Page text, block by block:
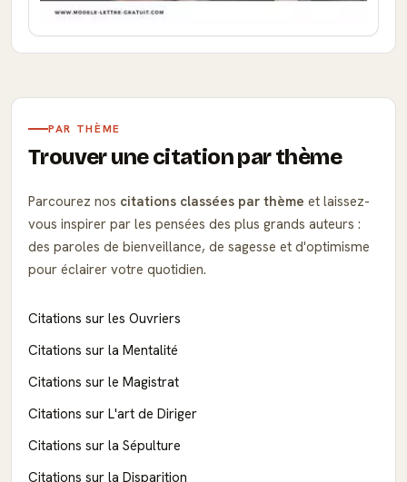
PAR THÈME
Trouver une citation par thème
Parcourez nos citations classées par thème et laissez-
vous inspirer par les pensées des plus grands auteurs :
des paroles de bienveillance, de sagesse et d'optimisme
pour éclairer votre quotidien.
Citations sur les Ouvriers
Citations sur la Mentalité
Citations sur le Magistrat
Citations sur L'art de Diriger
Citations sur la Sépulture
Citations sur la Disparition